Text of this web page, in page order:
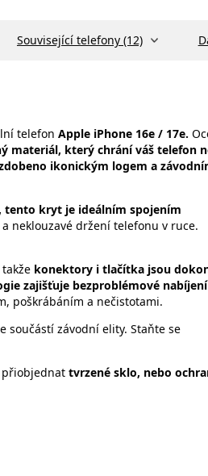
Související telefony (12)
telefon Apple iPhone 16e / 17e.
materiál, který chrání váš telefon
ikonickým logem a
tento kryt je ideálním spojením
neklouzavé držení telefonu v ruce.
konektory i tlačítka jsou
zajišťuje bezproblémové
poškrábáním a nečistotami.
součástí závodní elity. Staňte se
přiobjednat tvrzené sklo, nebo